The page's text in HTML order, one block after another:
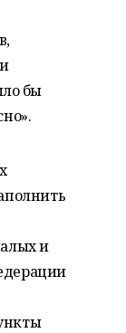
бы
и